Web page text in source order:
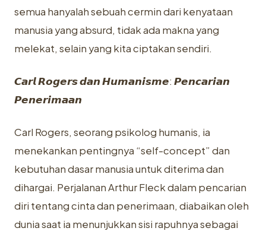
semua hanyalah sebuah cermin dari kenyataan
manusia yang absurd, tidak ada makna yang
melekat, selain yang kita ciptakan sendiri.
𝘾𝙖𝙧𝙡 𝙍𝙤𝙜𝙚𝙧𝙨 𝙙𝙖𝙣 𝙃𝙪𝙢𝙖𝙣𝙞𝙨𝙢𝙚: 𝙋𝙚𝙣𝙘𝙖𝙧𝙞𝙖𝙣
𝙋𝙚𝙣𝙚𝙧𝙞𝙢𝙖𝙖𝙣
Carl Rogers, seorang psikolog humanis, ia
menekankan pentingnya “self-concept” dan
kebutuhan dasar manusia untuk diterima dan
dihargai. Perjalanan Arthur Fleck dalam pencarian
diri tentang cinta dan penerimaan, diabaikan oleh
dunia saat ia menunjukkan sisi rapuhnya sebagai